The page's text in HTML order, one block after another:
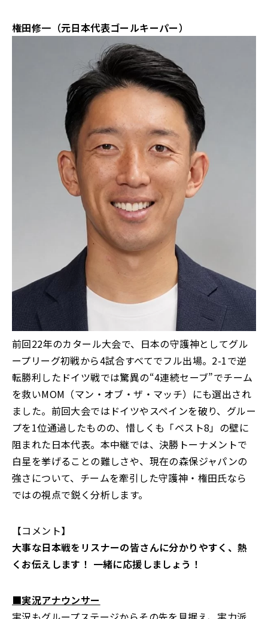
権田修一（元日本代表ゴールキーパー）
前回22年のカタール大会で、日本の守護神としてグル
ープリーグ初戦から4試合すべてでフル出場。2-1で逆
転勝利したドイツ戦では驚異の“4連続セーブ”でチーム
を救いMOM（マン・オブ・ザ・マッチ）にも選出され
ました。前回大会ではドイツやスペインを破り、グルー
プを1位通過したものの、惜しくも「ベスト8」の壁に
阻まれた日本代表。本中継では、決勝トーナメントで
白星を挙げることの難しさや、現在の森保ジャパンの
強さについて、チームを牽引した守護神・権田氏なら
ではの視点で鋭く分析します。
【コメント】
大事な日本戦をリスナーの皆さんに分かりやすく、熱
くお伝えします！ 一緒に応援しましょう！
■実況アナウンサー